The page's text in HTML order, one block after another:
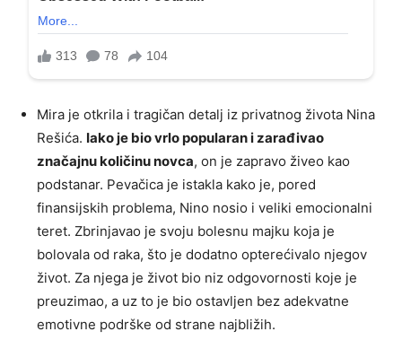
Mira je otkrila i tragičan detalj iz privatnog života Nina
Rešića. Iako je bio vrlo popularan i zarađivao
značajnu količinu novca, on je zapravo živeo kao
podstanar. Pevačica je istakla kako je, pored
finansijskih problema, Nino nosio i veliki emocionalni
teret. Zbrinjavao je svoju bolesnu majku koja je
bolovala od raka, što je dodatno opterećivalo njegov
život. Za njega je život bio niz odgovornosti koje je
preuzimao, a uz to je bio ostavljen bez adekvatne
emotivne podrške od strane najbližih.